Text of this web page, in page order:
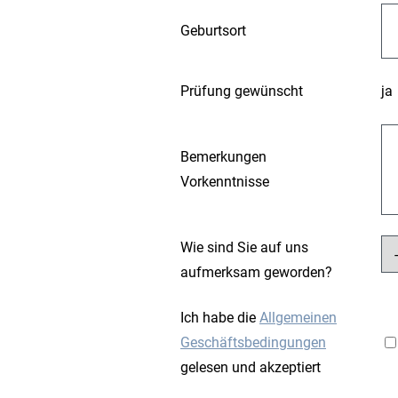
Geburtsort
Prüfung gewünscht ja
Bemerkungen
Vorkenntnisse
Wie sind Sie auf uns
aufmerksam geworden?
Ich habe die Allgemeinen
Geschäftsbedingungen
gelesen und akzeptiert